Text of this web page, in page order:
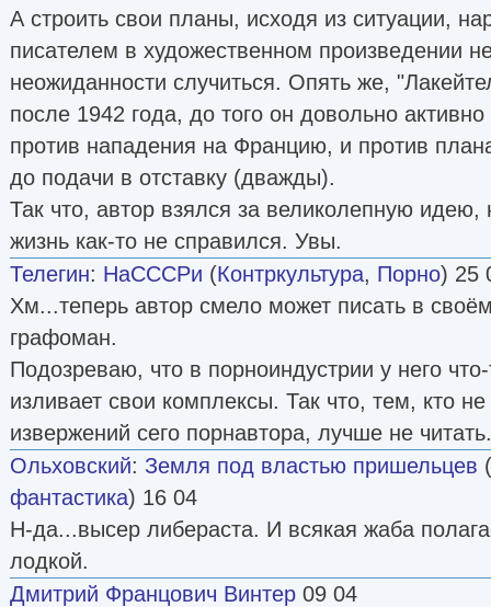
А строить свои планы, исходя из ситуации,
писателем в художественном произведении
неожиданности случиться. Опять же,
после 1942 года, до того он довольно
против нападения на Францию, и против
до подачи в отставку (дважды).
Так что, автор взялся за великолепную
жизнь как-то не справился. Увы.
Телегин: НаСССРи (Контркультура, Порно) 25
Хм...теперь автор смело может писать в
графоман.
Подозреваю, что в порноиндустрии у него
изливает свои комплексы. Так что, тем, кто
извержений сего порнавтора, лучше не читать.
Ольховский: Земля под властью пришельцев (
фантастика) 16 04
Н-да...высер либераста. И всякая жаба
лодкой.
Дмитрий Францович Винтер 09 04